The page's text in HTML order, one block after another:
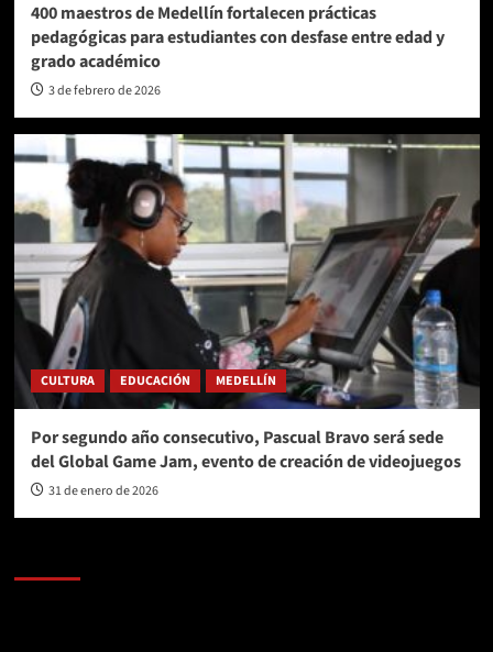
400 maestros de Medellín fortalecen prácticas
pedagógicas para estudiantes con desfase entre edad y
grado académico
3 de febrero de 2026
CULTURA EDUCACIÓN MEDELLÍN
Por segundo año consecutivo, Pascual Bravo será sede
del Global Game Jam, evento de creación de videojuegos
31 de enero de 2026